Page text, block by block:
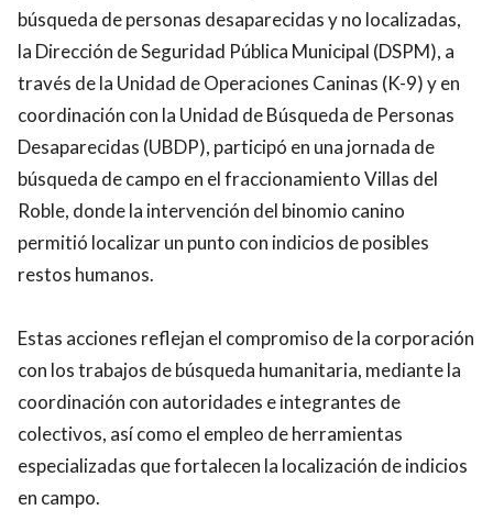
búsqueda de personas desaparecidas y no localizadas,
la Dirección de Seguridad Pública Municipal (DSPM), a
través de la Unidad de Operaciones Caninas (K-9) y en
coordinación con la Unidad de Búsqueda de Personas
Desaparecidas (UBDP), participó en una jornada de
búsqueda de campo en el fraccionamiento Villas del
Roble, donde la intervención del binomio canino
permitió localizar un punto con indicios de posibles
restos humanos.
Estas acciones reflejan el compromiso de la corporación
con los trabajos de búsqueda humanitaria, mediante la
coordinación con autoridades e integrantes de
colectivos, así como el empleo de herramientas
especializadas que fortalecen la localización de indicios
en campo.